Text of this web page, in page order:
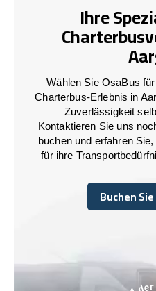
Ihre
Wählen Sie OsaBus
Charterbus-Erlebnis in
Zuverlässigkeit
Kontaktieren Sie uns
buchen und erfahren
für ihre
Buchen
Buchen